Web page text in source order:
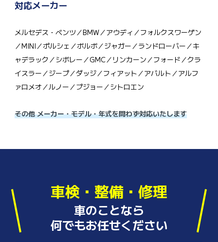
対応メーカー
メルセデス・ベンツ／BMW／アウディ／フォルクスワーゲン
／MINI／ポルシェ／ボルボ／ジャガー／ランドローバー／キ
ャデラック／シボレー／GMC／リンカーン／フォード／クラ
イスラー／ジープ／ダッジ／フィアット／アバルト／アルフ
ァロメオ／ルノー／プジョー／シトロエン
その他 メーカー・モデル・年式を問わず対応いたします
車検・整備・修理
車のことなら
何でもお任せください